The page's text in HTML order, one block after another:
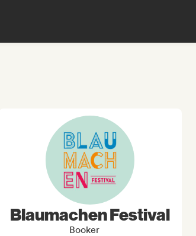
Blaumachen Festival
Booker